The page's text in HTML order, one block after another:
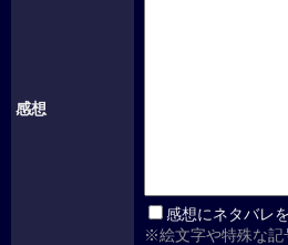
感想
感想にネタバレ
※絵文字や特殊な記